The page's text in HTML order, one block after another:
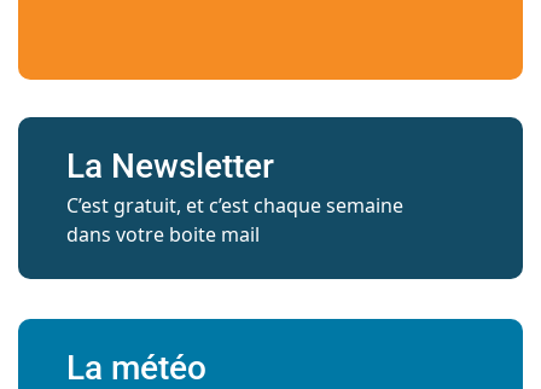
La Newsletter
C’est gratuit, et c’est chaque semaine
dans votre boite mail
La météo